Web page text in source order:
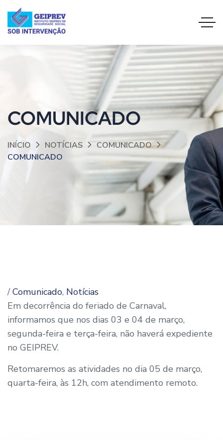
COMUNICADO
INÍCIO NOTÍCIAS
COMUNICADO
COMUNICADO
/Comunicado, Notícias
Em decorrência do feriado de Carnaval,
informamos que nos dias 03 e 04 de março,
segunda-feira e terça-feira, não haverá expediente
no GEIPREV.
Retomaremos as atividades no dia 05 de março,
quarta-feira, às 12h, com atendimento remoto.